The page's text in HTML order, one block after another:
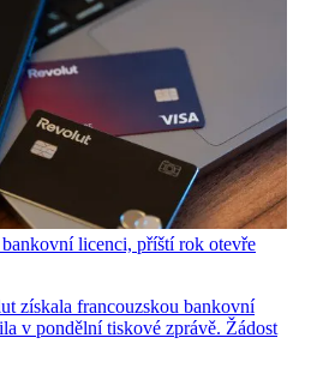
licenci, příští rok otevře
získala francouzskou bankovní
v pondělní tiskové zprávě. Žádost